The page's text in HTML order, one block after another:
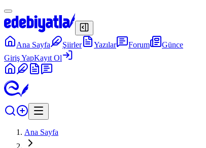
Ana Sayfa Şiirler Yazılar Forum
Günce
Giriş YapKayıt Ol
Ana Sayfa